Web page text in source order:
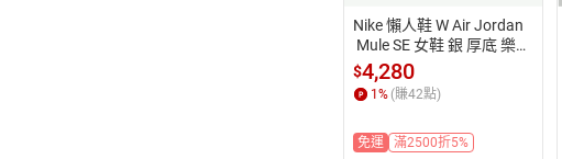
Nike 懶人鞋 W Air Jordan
Mule SE 女鞋 銀 厚底 樂福
休閒鞋 IV5071-001
$4,280
1% (賺42點)
免運
滿2500折5%